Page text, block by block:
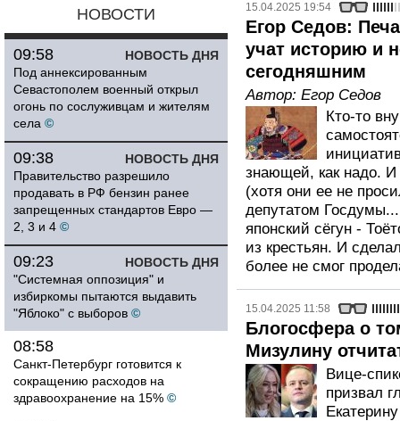
НОВОСТИ
НОВОСТЬ ДНЯ
09:58
Под аннексированным
Севастополем военный открыл
огонь по сослуживцам и жителям
села ©
НОВОСТЬ ДНЯ
09:38
Правительство разрешило
продавать в РФ бензин ранее
запрещенных стандартов Евро —
2, 3 и 4 ©
НОВОСТЬ ДНЯ
09:23
"Системная оппозиция" и
избиркомы пытаются выдавить
"Яблоко" с выборов ©
08:58
Санкт-Петербург готовится к
сокращению расходов на
здравоохранение на 15% ©
15.04.2025 19:54
Егор Седов:
учат историю и
сегодняшним
Автор: Егор Седов
Кто-то
знающей, как надо. И
(хотя они ее не
депутатом
японский сёгун -
из крестьян. И
более не смог
15.04.2025 11:58
Блогосфера о
Мизулину
Вице-
призвал